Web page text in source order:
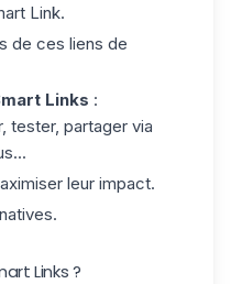
Link.
de ces liens de
Links :
tester, partager via
leur impact.
Links ?